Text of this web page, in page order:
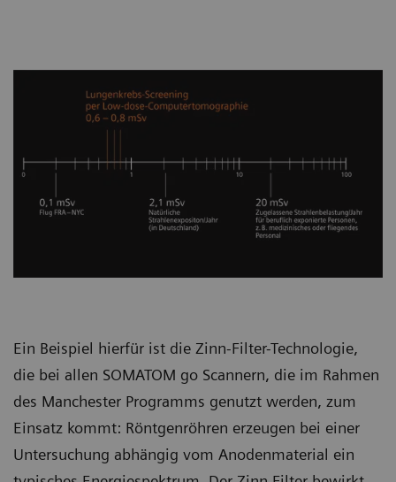
Ein Beispiel hierfür ist die Zinn-Filter-Technologie,
die bei allen SOMATOM go Scannern, die im Rahmen
des Manchester Programms genutzt werden, zum
Einsatz kommt: Röntgenröhren erzeugen bei einer
Untersuchung abhängig vom Anodenmaterial ein